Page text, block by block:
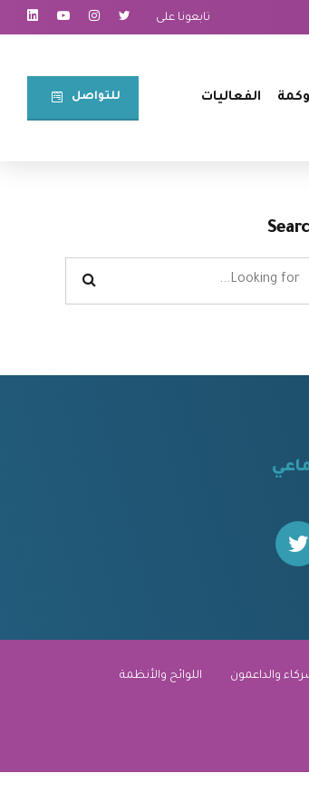
تابعونا على
للتواصل⠀ الفعاليات
والداعمون
اللوائح والأنظمة